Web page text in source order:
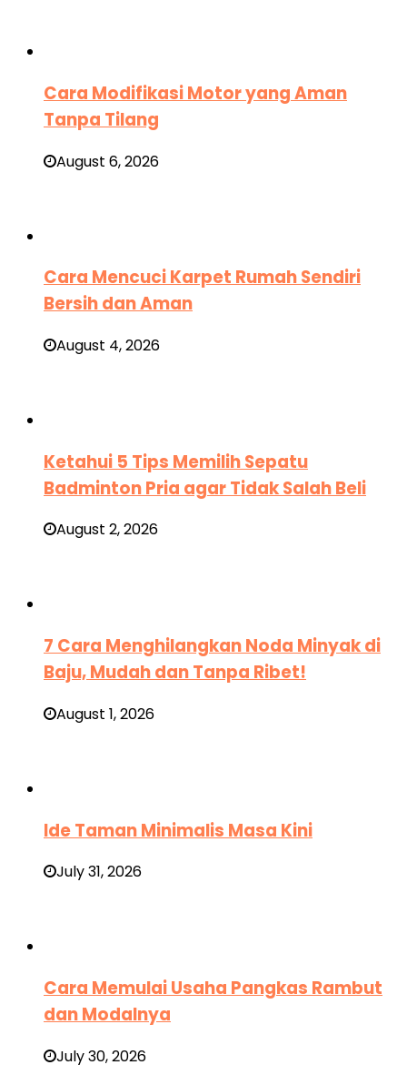
Cara Modifikasi Motor yang Aman
Tanpa Tilang
August 6, 2026
Cara Mencuci Karpet Rumah Sendiri
Bersih dan Aman
August 4, 2026
Ketahui 5 Tips Memilih Sepatu
Badminton Pria agar Tidak Salah Beli
August 2, 2026
7 Cara Menghilangkan Noda Minyak di
Baju, Mudah dan Tanpa Ribet!
August 1, 2026
Ide Taman Minimalis Masa Kini
July 31, 2026
Cara Memulai Usaha Pangkas Rambut
dan Modalnya
July 30, 2026